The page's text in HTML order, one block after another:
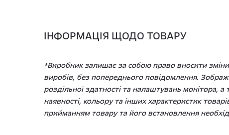
ІНФОРМАЦІЯ ЩОДО ТОВАРУ
*Виробник залишає за собою право вносити зміни
виробів, без попереднього повідомлення.
роздільної здатності та налаштувань монітора,
наявності, кольору та інших характеристик
прийманням товару та його встановлення